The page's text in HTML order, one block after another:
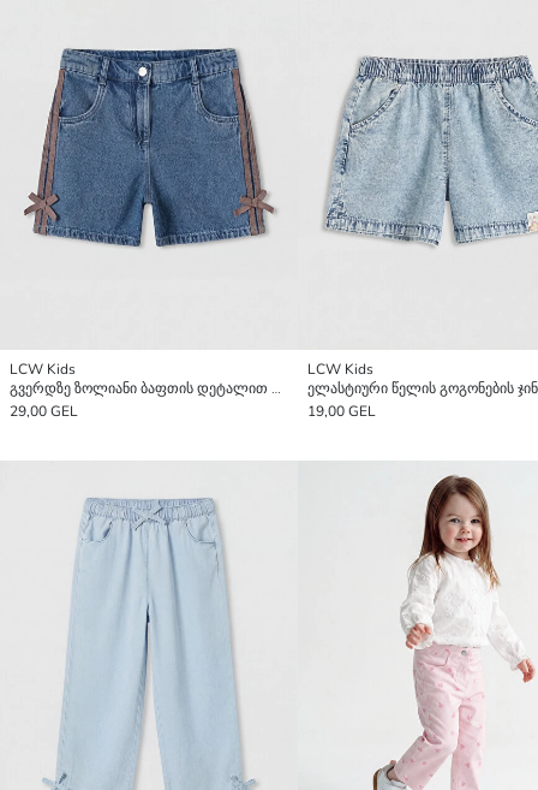
LCW Kids
გვერდზე ზოლიანი ბაფთის დეტალით გოგონას ჯინსის შორტები
29,00 GEL
LCW Kids
19,00 GEL